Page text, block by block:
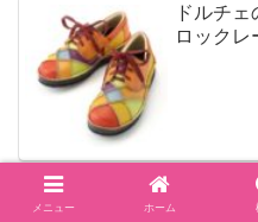
ドルチ
ロック
芸能人
タやド
メニュー ホーム